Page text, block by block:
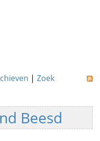
| Zoek
Beesd